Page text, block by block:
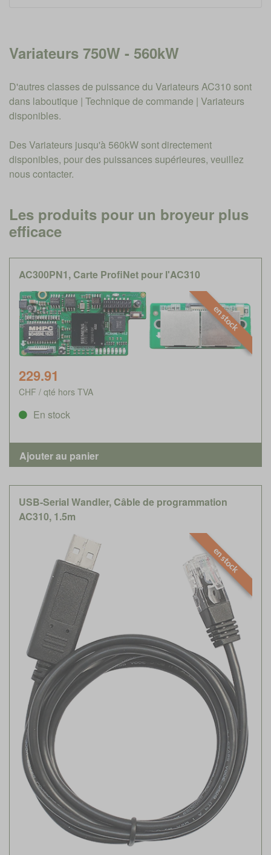
Variateurs 750W - 560kW
D'autres classes de puissance du Variateurs AC310 sont
dans laboutique | Technique de commande | Variateurs
disponibles.
Des Variateurs jusqu'à 560kW sont directement
disponibles, pour des puissances supérieures, veuillez
nous contacter.
Les produits pour un broyeur plus
efficace
AC300PN1, Carte ProfiNet pour l'AC310
en stock
229.91
CHF / qté hors TVA
En stock
USB-Serial Wandler, Câble de programmation
AC310, 1.5m
en stock